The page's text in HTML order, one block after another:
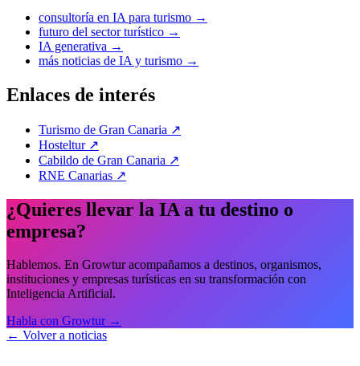
consultoría en IA para turismo →
futuro del sector turístico →
IA generativa →
más noticias de IA y turismo →
Enlaces de interés
Turismo de Gran Canaria ↗
Hosteltur↗
Cabildo de Gran Canaria ↗
RNE Canarias ↗
¿Quieres llevar la IA a tu destino o
empresa?
Hablemos. En Growtur acompañamos a destinos, organismos,
instituciones y empresas turísticas en su transformación con
Inteligencia Artificial.
Habla con Growtur →
← Volver a noticias